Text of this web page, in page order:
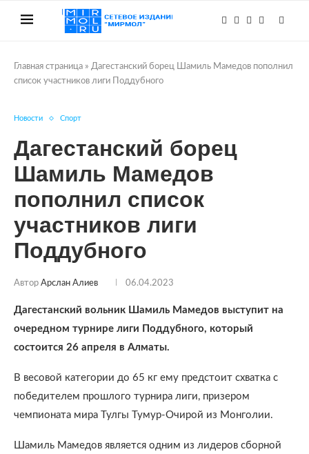
Главная страница » Дагестанский борец Шамиль Мамедов пополнил
список участников лиги Поддубного
Новости Спорт
Дагестанский борец
Шамиль Мамедов
пополнил список
участников лиги
Поддубного
Автор Арслан Алиев 06.04.2023
Дагестанский вольник Шамиль Мамедов выступит на
очередном турнире лиги Поддубного, который
состоится 26 апреля в Алматы.
В весовой категории до 65 кг ему предстоит схватка с
победителем прошлого турнира лиги, призером
чемпионата мира Тулгы Тумур-Очирой из Монголии.
Шамиль Мамедов является одним из лидеров сборной